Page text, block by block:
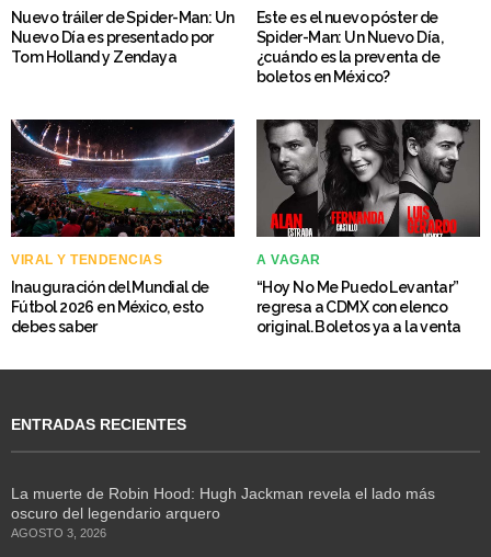
Nuevo tráiler de Spider-Man: Un
Nuevo Día es presentado por
Tom Holland y Zendaya
Este es el nuevo póster de
Spider-Man: Un Nuevo Día,
¿cuándo es la preventa de
boletos en México?
VIRAL Y TENDENCIAS
Inauguración del Mundial de
Fútbol 2026 en México, esto
debes saber
A VAGAR
“Hoy No Me Puedo Levantar”
regresa a CDMX con elenco
original. Boletos ya a la venta
ENTRADAS RECIENTES
La muerte de Robin Hood: Hugh Jackman revela el lado más
oscuro del legendario arquero
AGOSTO 3, 2026